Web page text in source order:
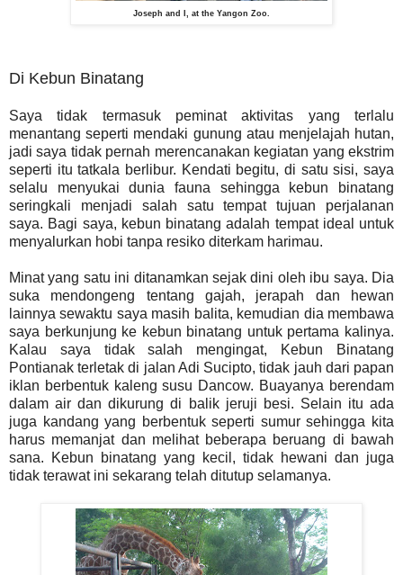
Joseph and I, at the Yangon Zoo.
Di Kebun Binatang
Saya tidak termasuk peminat aktivitas yang terlalu
menantang seperti mendaki gunung atau menjelajah hutan,
jadi saya tidak pernah merencanakan kegiatan yang ekstrim
seperti itu tatkala berlibur. Kendati begitu, di satu sisi, saya
selalu menyukai dunia fauna sehingga kebun binatang
seringkali menjadi salah satu tempat tujuan perjalanan
saya. Bagi saya, kebun binatang adalah tempat ideal untuk
menyalurkan hobi tanpa resiko diterkam harimau.
Minat yang satu ini ditanamkan sejak dini oleh ibu saya. Dia
suka mendongeng tentang gajah, jerapah dan hewan
lainnya sewaktu saya masih balita, kemudian dia membawa
saya berkunjung ke kebun binatang untuk pertama kalinya.
Kalau saya tidak salah mengingat, Kebun Binatang
Pontianak terletak di jalan Adi Sucipto, tidak jauh dari papan
iklan berbentuk kaleng susu Dancow. Buayanya berendam
dalam air dan dikurung di balik jeruji besi. Selain itu ada
juga kandang yang berbentuk seperti sumur sehingga kita
harus memanjat dan melihat beberapa beruang di bawah
sana. Kebun binatang yang kecil, tidak hewani dan juga
tidak terawat ini sekarang telah ditutup selamanya.